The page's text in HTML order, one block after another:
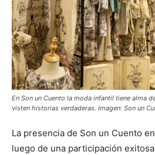
En Son un Cuento la moda infantil tiene alma
visten historias verdaderas. Imagen: Son un
La presencia de Son un Cuento
luego de una participación